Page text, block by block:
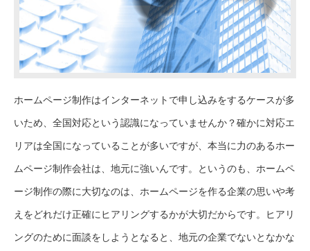
ホームページ制作はインターネットで申し込みをするケースが多
いため、全国対応という認識になっていませんか？確かに対応エ
リアは全国になっていることが多いですが、本当に力のあるホー
ムページ制作会社は、地元に強いんです。というのも、ホームペ
ージ制作の際に大切なのは、ホームページを作る企業の思いや考
えをどれだけ正確にヒアリングするかが大切だからです。ヒアリ
ングのために面談をしようとなると、地元の企業でないとなかな